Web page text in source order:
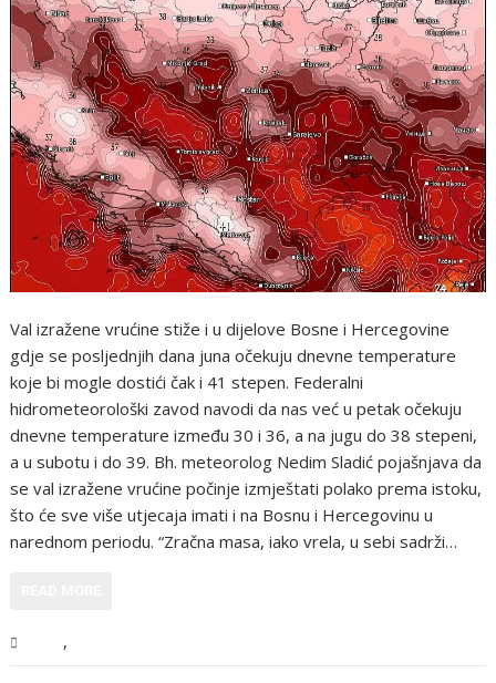
Val izražene vrućine stiže i u dijelove Bosne i Hercegovine
gdje se posljednjih dana juna očekuju dnevne temperature
koje bi mogle dostići čak i 41 stepen. Federalni
hidrometeorološki zavod navodi da nas već u petak očekuju
dnevne temperature između 30 i 36, a na jugu do 38 stepeni,
a u subotu i do 39. Bh. meteorolog Nedim Sladić pojašnjava da
se val izražene vrućine počinje izmještati polako prema istoku,
što će sve više utjecaja imati i na Bosnu i Hercegovinu u
narednom periodu. “Zračna masa, iako vrela, u sebi sadrži…
,